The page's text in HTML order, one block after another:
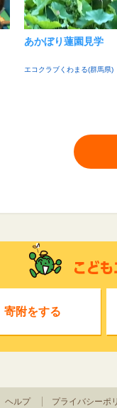
あかぼり蓮園見学
エコクラブくわまる(群馬県)
寄附をする
ヘルプ プライバシーポ